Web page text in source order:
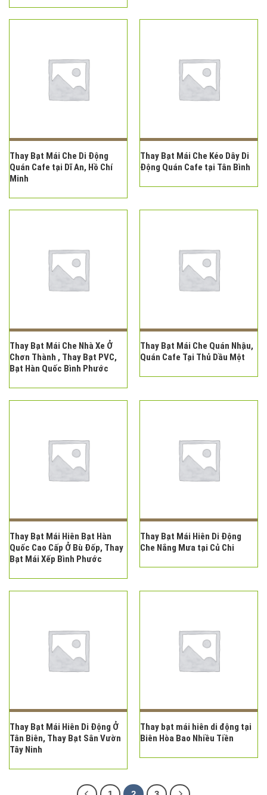
Thay Bạt Mái Che Di Động
Quán Cafe tại Dĩ An, Hồ Chí
Minh
Thay Bạt Mái Che Kéo Dây Di
Động Quán Cafe tại Tân Bình
Thay Bạt Mái Che Nhà Xe Ở
Chơn Thành , Thay Bạt PVC,
Bạt Hàn Quốc Bình Phước
Thay Bạt Mái Che Quán Nhậu,
Quán Cafe Tại Thủ Dầu Một
Thay Bạt Mái Hiên Bạt Hàn
Quốc Cao Cấp Ở Bù Đốp, Thay
Bạt Mái Xếp Bình Phước
Thay Bạt Mái Hiên Di Động
Che Nắng Mưa tại Củ Chi
Thay Bạt Mái Hiên Di Động Ở
Tân Biên, Thay Bạt Sân Vườn
Tây Ninh
Thay bạt mái hiên di động tại
Biên Hòa Bao Nhiều Tiền